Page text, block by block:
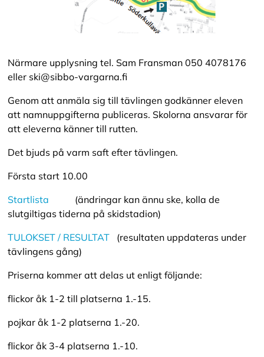
Närmare upplysning tel. Sam Fransman 050 4078176
eller ski@sibbo-vargarna.fi
Genom att anmäla sig till tävlingen godkänner eleven
att namnuppgifterna publiceras. Skolorna ansvarar för
att eleverna känner till rutten.
Det bjuds på varm saft efter tävlingen.
Första start 10.00
Startlista
(ändringar kan ännu ske, kolla de
slutgiltigas tiderna på skidstadion)
TULOKSET / RESULTAT(resultaten uppdateras under
tävlingens gång)
Priserna kommer att delas ut enligt följande:
flickor åk 1-2 till platserna 1.-15.
pojkar åk 1-2 platserna 1.-20.
flickor åk 3-4 platserna 1.-10.